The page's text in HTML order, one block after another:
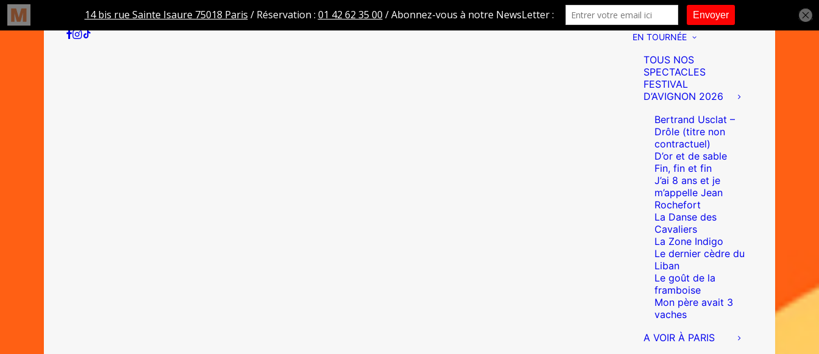
EN TOURNÉE
TOUS NOS
SPECTACLES
FESTIVAL
D’AVIGNON 2026
Bertrand Usclat –
Drôle (titre non
contractuel)
D’or et de sable
Fin, fin et fin
J’ai 8 ans et je
m’appelle Jean
Rochefort
La Danse des
Cavaliers
La Zone Indigo
Le dernier cèdre du
Liban
Le goût de la
framboise
Mon père avait 3
vaches
A VOIR À PARIS